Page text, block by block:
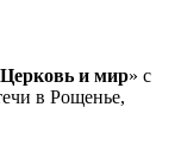
Церковь и мир» с
в Рощенье,